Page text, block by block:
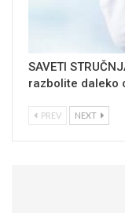
SAVETI
razbolite daleko
PREV NEXT